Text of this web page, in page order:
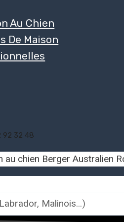
Au Chien
De Maison
92 32 48
au chien Berger Australien